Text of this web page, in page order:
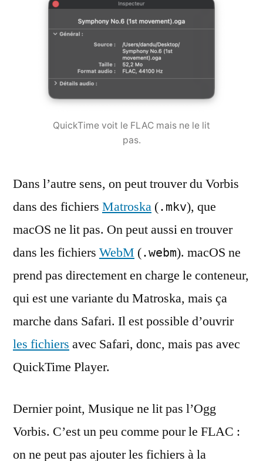
QuickTime voit le FLAC mais ne le lit
pas.
Dans l’autre sens, on peut trouver du Vorbis
dans des fichiers Matroska (.mkv), que
macOS ne lit pas. On peut aussi en trouver
dans les fichiers WebM (.webm). macOS ne
prend pas directement en charge le conteneur,
qui est une variante du Matroska, mais ça
marche dans Safari. Il est possible d’ouvrir
les fichiers avec Safari, donc, mais pas avec
QuickTime Player.
Dernier point, Musique ne lit pas l’Ogg
Vorbis. C’est un peu comme pour le FLAC :
on ne peut pas ajouter les fichiers à la